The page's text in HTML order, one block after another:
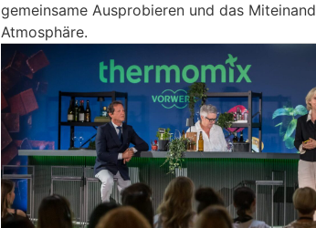
gemeinsame Ausprobieren und das
Atmosphäre.